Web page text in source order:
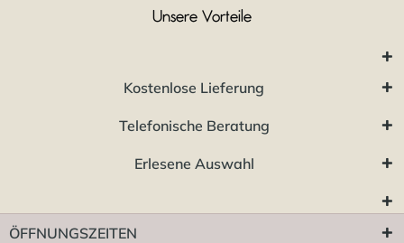
Unsere Vorteile
Kostenlose Lieferung
Telefonische Beratung
Erlesene Auswahl
ÖFFNUNGSZEITEN